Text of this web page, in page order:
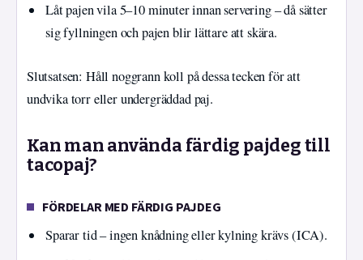
Låt pajen vila 5–10 minuter innan servering – då sätter
sig fyllningen och pajen blir lättare att skära.
Slutsatsen: Håll noggrann koll på dessa tecken för att
undvika torr eller undergräddad paj.
Kan man använda färdig pajdeg till
tacopaj?
FÖRDELAR MED FÄRDIG PAJDEG
Sparar tid – ingen knådning eller kylning krävs (ICA).